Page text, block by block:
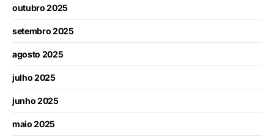
outubro 2025
setembro 2025
agosto 2025
julho 2025
junho 2025
maio 2025